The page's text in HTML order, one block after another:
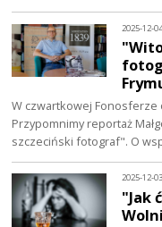
2025-12-
W czwartkowej Fonosferze
Przypomnimy reportaż
szczeciński fotograf". O
2025-12-
"Jak